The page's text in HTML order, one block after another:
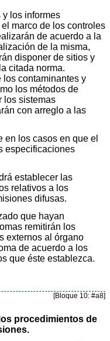
los informes
marco de los controles
de acuerdo a la
de la misma,
disponer de sitios y
citada norma.
los contaminantes y
los métodos de
los sistemas
con arreglo a las
en los casos en que el
especificaciones
establecer las
relativos a los
difusas.
que hayan
remitirán los
externos al órgano
de acuerdo a los
que éste establezca.
[Bloque 10: #a8]
procedimientos de